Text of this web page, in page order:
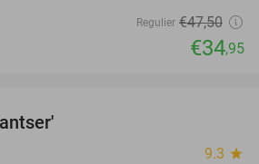
Regulier €47,50
€34,95
9.3 star